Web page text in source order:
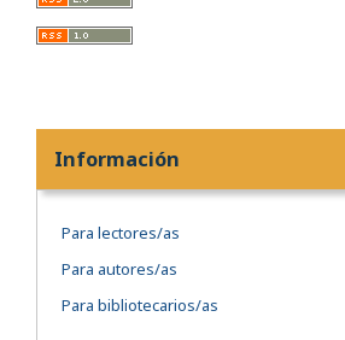
Información
Para lectores/as
Para autores/as
Para bibliotecarios/as